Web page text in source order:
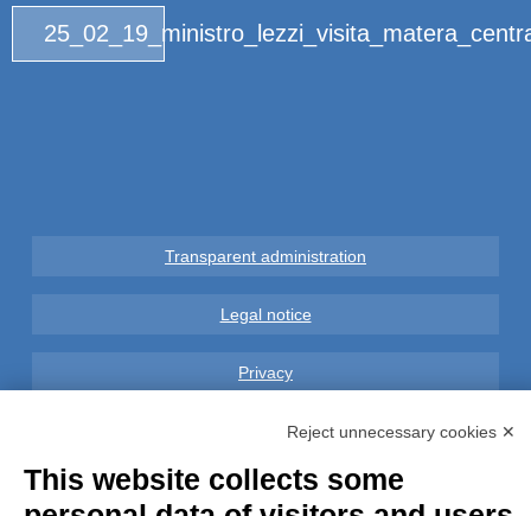
Transparent administration
Legal notice
Privacy
GDPR Compliance (679/2016)
Complaints
Reject unnecessary cookies ✕
This website collects some